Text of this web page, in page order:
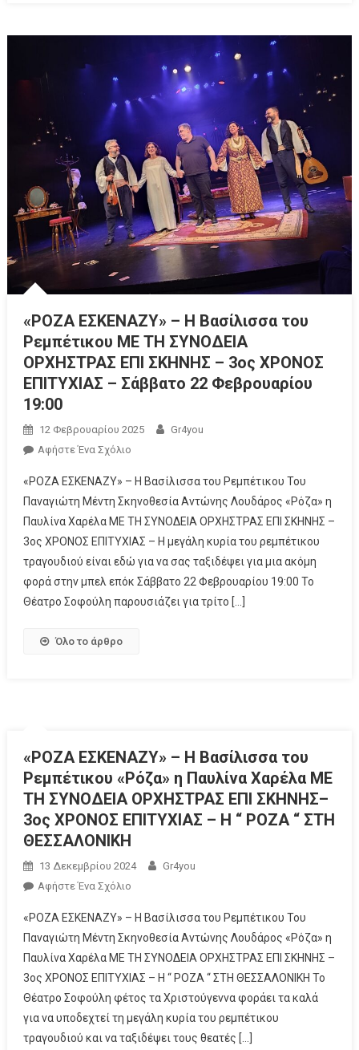
«ΡΟΖΑ ΕΣΚΕΝΑΖΥ» – Η Βασίλισσα του
Ρεμπέτικου ΜΕ ΤΗ ΣΥΝΟΔΕΙΑ
ΟΡΧΗΣΤΡΑΣ ΕΠΙ ΣΚΗΝΗΣ – 3ος ΧΡΟΝΟΣ
ΕΠΙΤΥΧΙΑΣ – Σάββατο 22 Φεβρουαρίου
19:00
12 Φεβρουαρίου 2025
Gr4you
Αφήστε Ένα Σχόλιο
«ΡΟΖΑ ΕΣΚΕΝΑΖΥ» – Η Βασίλισσα του Ρεμπέτικου Του
Παναγιώτη Μέντη Σκηνοθεσία Αντώνης Λουδάρος «Ρόζα» η
Παυλίνα Χαρέλα ΜΕ ΤΗ ΣΥΝΟΔΕΙΑ ΟΡΧΗΣΤΡΑΣ ΕΠΙ ΣΚΗΝΗΣ –
3ος ΧΡΟΝΟΣ ΕΠΙΤΥΧΙΑΣ – Η μεγάλη κυρία του ρεμπέτικου
τραγουδιού είναι εδώ για να σας ταξιδέψει για μια ακόμη
φορά στην μπελ επόκ Σάββατο 22 Φεβρουαρίου 19:00 Το
Θέατρο Σοφούλη παρουσιάζει για τρίτο […]
Όλο το άρθρο
«ΡΟΖΑ ΕΣΚΕΝΑΖΥ» – Η Βασίλισσα του
Ρεμπέτικου «Ρόζα» η Παυλίνα Χαρέλα ΜΕ
ΤΗ ΣΥΝΟΔΕΙΑ ΟΡΧΗΣΤΡΑΣ ΕΠΙ ΣΚΗΝΗΣ–
3ος ΧΡΟΝΟΣ ΕΠΙΤΥΧΙΑΣ – Η “ ΡΟΖΑ “ ΣΤΗ
ΘΕΣΣΑΛΟΝΙΚΗ
13 Δεκεμβρίου 2024
Gr4you
Αφήστε Ένα Σχόλιο
«ΡΟΖΑ ΕΣΚΕΝΑΖΥ» – Η Βασίλισσα του Ρεμπέτικου Του
Παναγιώτη Μέντη Σκηνοθεσία Αντώνης Λουδάρος «Ρόζα» η
Παυλίνα Χαρέλα ΜΕ ΤΗ ΣΥΝΟΔΕΙΑ ΟΡΧΗΣΤΡΑΣ ΕΠΙ ΣΚΗΝΗΣ –
3ος ΧΡΟΝΟΣ ΕΠΙΤΥΧΙΑΣ – Η “ ΡΟΖΑ “ ΣΤΗ ΘΕΣΣΑΛΟΝΙΚΗ Το
Θέατρο Σοφούλη φέτος τα Χριστούγεννα φοράει τα καλά
για να υποδεχτεί τη μεγάλη κυρία του ρεμπέτικου
τραγουδιού και να ταξιδέψει τους θεατές […]